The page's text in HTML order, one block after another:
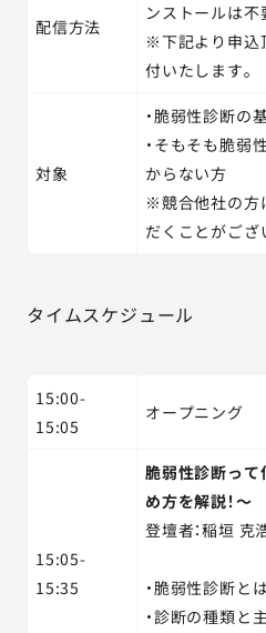
配信方法
ンストールは不
※下記より申込
付いたします。
対象
・脆弱性診断の
・そもそも脆弱
からない方
※競合他社の方
だくことがござ
タイムスケジュール
15:00-
15:05
オープニング
15:05-
15:35
脆弱性診断って
め方を解説！～
登壇者：稲垣 克
・脆弱性診断と
・診断の種類と